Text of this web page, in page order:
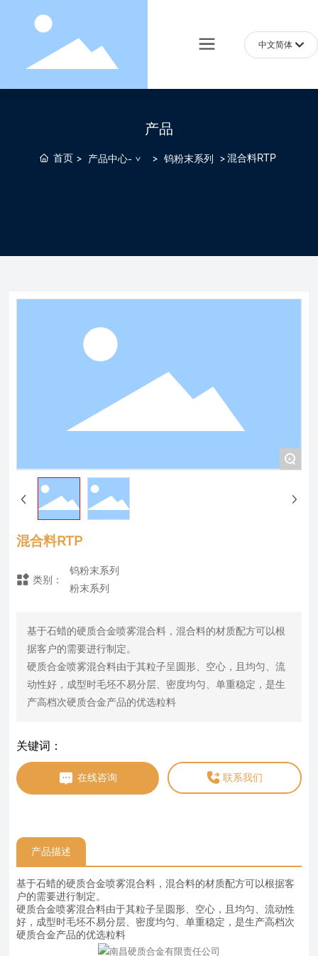
中文简体
产品
首页 产品中心- 钨粉末系列 混合料RTP
+
混合料RTP
类别：
钨粉末系列
粉末系列
基于石蜡的硬质合金喷雾混合料，混合料的材质配方可以根
据客户的需要进行制定。
硬质合金喷雾混合料由于其粒子呈圆形、空心，且均匀、流
动性好，成型时毛坯不易分层、密度均匀、单重稳定，是生
关键词：
在线咨询 联系我们
产品描述
基于石蜡的硬质合金喷雾混合料，混合料的材质配方可以根据客
户的需要进行制定。
硬质合金喷雾混合料由于其粒子呈圆形、空心，且均匀、流动性
好，成型时毛坯不易分层、密度均匀、单重稳定，是生产高档次
硬质合金产品的优选粒料